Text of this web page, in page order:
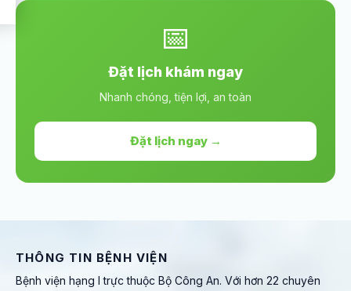
📅
Đặt lịch khám ngay
Nhanh chóng, tiện lợi, an toàn
Đặt lịch ngay →
THÔNG TIN BỆNH VIỆN
Bệnh viện hạng I trực thuộc Bộ Công An. Với hơn 22 chuyên